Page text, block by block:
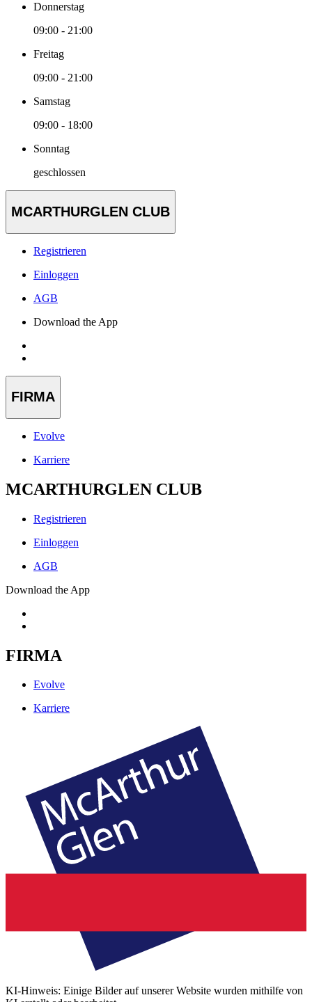
Donnerstag
09:00 - 21:00
Freitag
09:00 - 21:00
Samstag
09:00 - 18:00
Sonntag
geschlossen
MCARTHURGLEN CLUB
Registrieren
Einloggen
AGB
Download the App
FIRMA
Evolve
Karriere
MCARTHURGLEN CLUB
Registrieren
Einloggen
AGB
Download the App
FIRMA
Evolve
Karriere
KI-Hinweis: Einige Bilder auf unserer Website wurden mithilfe von